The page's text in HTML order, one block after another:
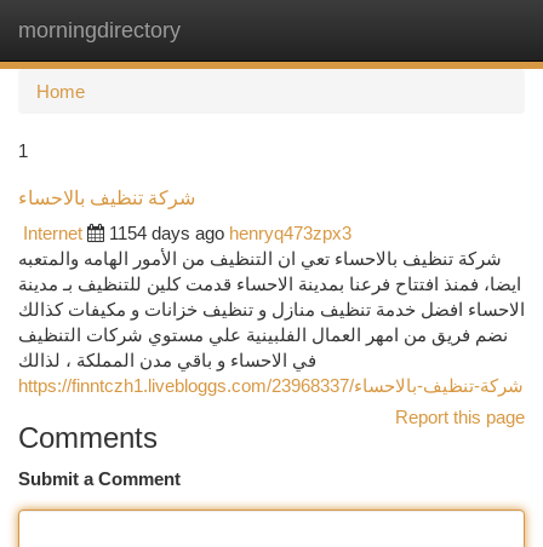
morningdirectory
Home
1
شركة تنظيف بالاحساء
Internet
1154 days ago henryq473zpx3
شركة تنظيف بالاحساء تعي ان التنظيف من الأمور الهامه والمتعبه
ايضا، فمنذ افتتاح فرعنا بمدينة الاحساء قدمت كلين للتنظيف بـ مدينة
الاحساء افضل خدمة تنظيف منازل و تنظيف خزانات و مكيفات كذالك
نضم فريق من امهر العمال الفلبينية علي مستوي شركات التنظيف
في الاحساء و باقي مدن المملكة ، لذالك
https://finntczh1.livebloggs.com/23968337/شركة-تنظيف-بالاحساء
Report this page
Comments
Submit a Comment